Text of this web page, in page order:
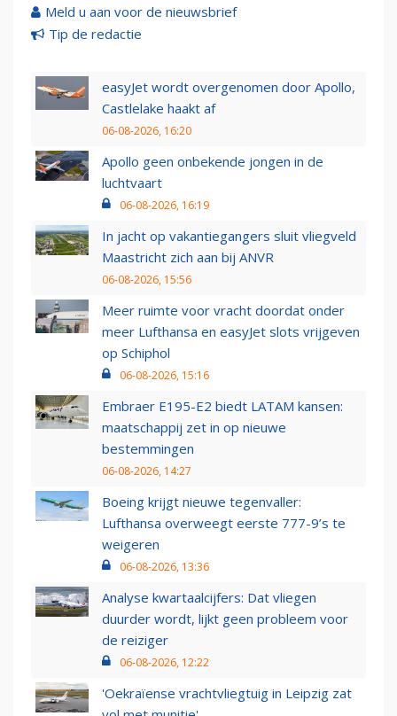
Meld u aan voor de nieuwsbrief
Tip de redactie
easyJet wordt overgenomen door Apollo,
Castlelake haakt af
06-08-2026, 16:20
Apollo geen onbekende jongen in de
luchtvaart
06-08-2026, 16:19
In jacht op vakantiegangers sluit vliegveld
Maastricht zich aan bij ANVR
06-08-2026, 15:56
Meer ruimte voor vracht doordat onder
meer Lufthansa en easyJet slots vrijgeven
op Schiphol
06-08-2026, 15:16
Embraer E195-E2 biedt LATAM kansen:
maatschappij zet in op nieuwe
bestemmingen
06-08-2026, 14:27
Boeing krijgt nieuwe tegenvaller:
Lufthansa overweegt eerste 777-9’s te
weigeren
06-08-2026, 13:36
Analyse kwartaalcijfers: Dat vliegen
duurder wordt, lijkt geen probleem voor
de reiziger
06-08-2026, 12:22
'Oekraïense vrachtvliegtuig in Leipzig zat